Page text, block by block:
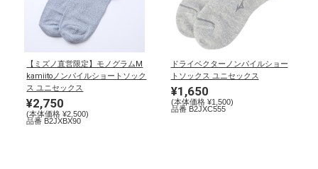
コラボ／ライセンス
セール
その他
【ミズノ直営限定】モノグラムM
kamiitoノンパイルショートソック
ス ユニセックス
¥2,750
(本体価格 ¥2,500)
品番 B2JXBX90
ドライベクターノンパイルショー
トソックス ユニセックス
¥1,650
(本体価格 ¥1,500)
品番 B2JXC555